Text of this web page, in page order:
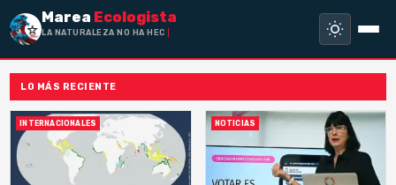
Marea Ecologista
LA NATURALEZA NO HA HECHO ESCLA
LO MÁS RECIENTE
INTERNACIONALES NOTICIAS